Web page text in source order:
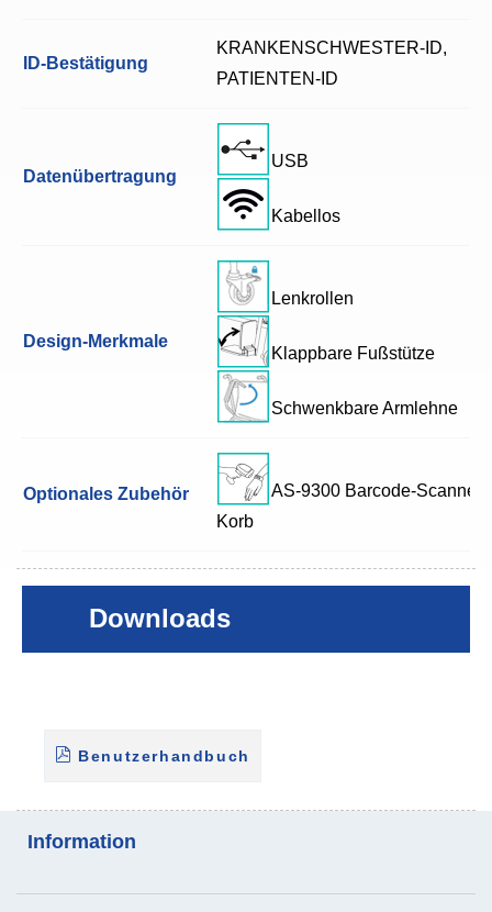
ID-Bestätigung
KRANKENSCHWESTER-ID,
PATIENTEN-ID
Datenübertragung
USB
Kabellos
Design-Merkmale
Lenkrollen
Klappbare Fußstütze
Schwenkbare Armlehne
Optionales Zubehör
AS-9300 Barcode-Scanner
Korb
Downloads
Benutzerhandbuch
Information